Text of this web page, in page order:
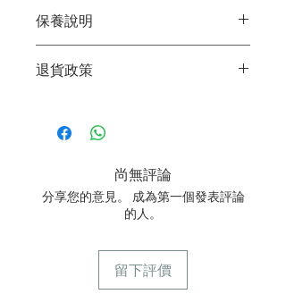
定日期取貨請提早10 - 14天前落單🤗
2/ 下單後24小時內會有專人電郵確認訂
單
3/ 取貨時需要出示確認訊息 或 訂單編
店】
6/ 送貨訂單：本店只提供營業時間內送
貨。運費請參考
常見問題。
7/ 營業時間：請參考本網站
保養說明
2/ 運送時避免大力搖晃
退貨政策
作，不設退換。
尚無評論
分享您的意見。 成為第一個發表評論
的人。
留下評價